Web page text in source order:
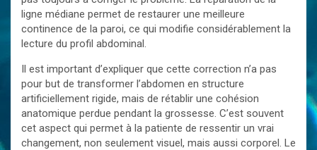
ligne médiane permet de restaurer une meilleure
continence de la paroi, ce qui modifie considérablement la
lecture du profil abdominal.
Il est important d’expliquer que cette correction n’a pas
pour but de transformer l’abdomen en structure
artificiellement rigide, mais de rétablir une cohésion
anatomique perdue pendant la grossesse. C’est souvent
cet aspect qui permet à la patiente de ressentir un vrai
changement, non seulement visuel, mais aussi corporel. Le